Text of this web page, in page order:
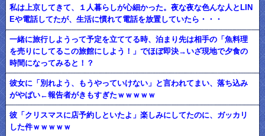
私は上京してきて、１人暮らしが心細かった。夜な夜な色んな人とLIN
Eや電話してたが、生活に慣れて電話を放置していたら・・・
一緒に旅行しようって予定を立ててる時、泊まり先は相手の「魚料理
を売りにしてるこの旅館にしよう！」でほぼ即決→いざ現地で夕食の
時間になってみると！？
彼女に「別れよう、もうやっていけない」と言われてまい、落ち込み
がやばい←報告者がきもすぎたｗｗｗｗｗ
彼「クリスマスに店予約しといたよ」楽しみにしてたのに、ガッカリ
した件ｗｗｗｗｗ